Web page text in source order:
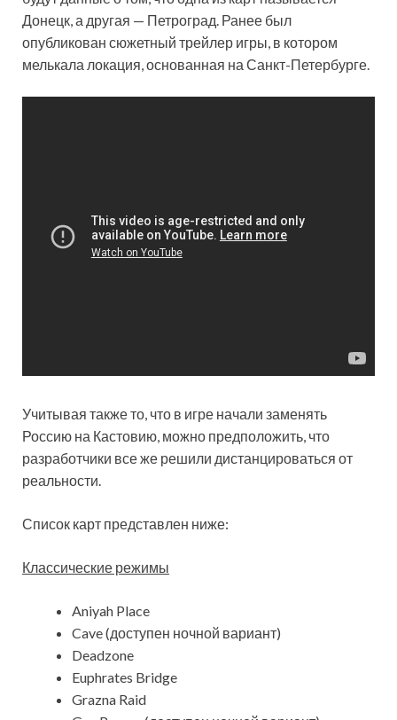
Донецк, а другая — Петроград. Ранее был
опубликован сюжетный трейлер игры, в котором
мелькала локация, основанная на Санкт-Петербурге.
Учитывая также то, что в игре начали заменять
Россию на Кастовию, можно предположить, что
разработчики все же решили дистанцироваться от
реальности.
Список карт представлен ниже:
Классические режимы
Aniyah Place
Cave (доступен ночной вариант)
Deadzone
Euphrates Bridge
Grazna Raid